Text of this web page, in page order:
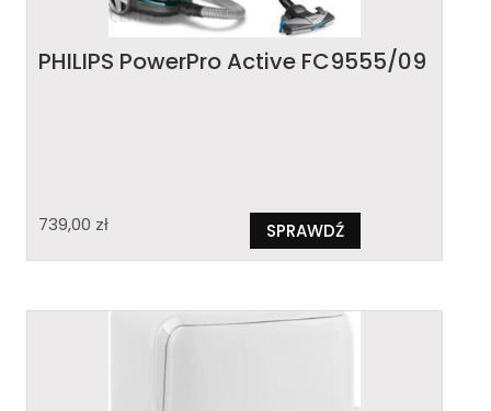
PHILIPS PowerPro Active FC9555/09
739,00 zł SPRAWDŹ